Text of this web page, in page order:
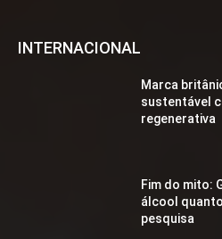
INTERNACIONAL
Marca
sustentável
regenerativa
Fim do mito:
álcool
pesquisa